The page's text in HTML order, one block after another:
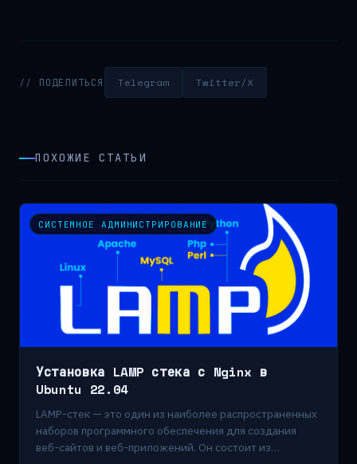
// ПОДЕЛИТЬСЯ Telegram Twitter/X
ПОХОЖИЕ СТАТЬИ
СИСТЕМНОЕ АДМИНИСТРИРОВАНИЕ
Установка LAMP стека с Nginx в
Ubuntu 22.04
LAMP-стек — это один из наиболее распространенных
наборов программного обеспечения для создания
веб-сайтов и веб-приложений. Он состоит из